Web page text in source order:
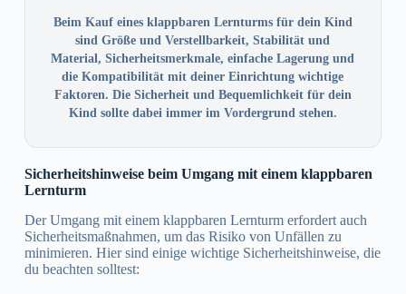
Beim Kauf eines klappbaren Lernturms für dein Kind
sind Größe und Verstellbarkeit, Stabilität und
Material, Sicherheitsmerkmale, einfache Lagerung und
die Kompatibilität mit deiner Einrichtung wichtige
Faktoren. Die Sicherheit und Bequemlichkeit für dein
Kind sollte dabei immer im Vordergrund stehen.
Sicherheitshinweise beim Umgang mit einem klappbaren
Lernturm
Der Umgang mit einem klappbaren Lernturm erfordert auch
Sicherheitsmaßnahmen, um das Risiko von Unfällen zu
minimieren. Hier sind einige wichtige Sicherheitshinweise, die
du beachten solltest: